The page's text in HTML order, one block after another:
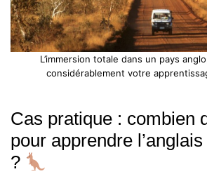
L’immersion totale dans un pays
considérablement votre
Cas pratique : combien
pour apprendre
?